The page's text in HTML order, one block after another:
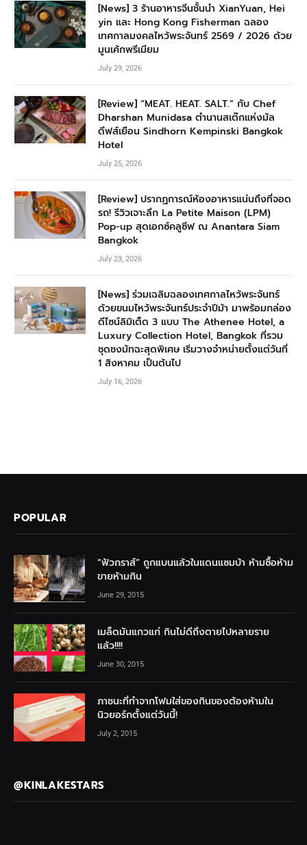
[News] 3 ร้านอาหารจีนชั้นนำ XianYuan, Hei
yin และ Hong Kong Fisherman ฉลอง
เทศกาลมงคลไหว้พระจันทร์ 2569 / 2026 ด้วย
มูนเค้กพรีเมียม
July 29, 2026
[Review] “MEAT. HEAT. SALT.” กับ Chef
Dharshan Munidasa ตำนานสเต๊กแห่งมัล
ดีฟส์เยือน Sindhorn Kempinski Bangkok
Hotel
July 25, 2026
[Review] ปรากฏการณ์ห้องอาหารแน่นถึงที่จอด
รถ! รีวิวเจาะลึก La Petite Maison (LPM)
Pop-up สุดเอกซ์คลูซีฟ ณ Anantara Siam
Bangkok
July 23, 2026
[News] ร่วมเฉลิมฉลองเทศกาลไหว้พระจันทร์
ด้วยขนมไหว้พระจันทร์ประจำปีม้า มาพร้อมกล่อง
ดีไซน์ลิมิเต็ด 3 แบบ The Athenee Hotel, a
Luxury Collection Hotel, Bangkok ที่รวม
ชุดชงมัทฉะสุดพิเศษ เริ่มวางจำหน่ายตั้งแต่วันที่
1 สิงหาคม เป็นต้นไป
July 16, 2026
POPULAR
“ฟัวกราส์” ถูกแบนแล้วในแดนแซมบ้า ห้ามซื้อห้าม
ขายห้ามกิน
June 29, 2015
เมล็ดมันแกวแก่ กินไม่ดีถึงตายไปหลายราย
แล้ว!!!!
June 30, 2015
ภาชนะที่ทำจากโฟมใส่ของกินของต้องห้ามใน
นิวยอร์กตั้งแต่วันนี้!
July 2, 2015
@KINLAKESTARS